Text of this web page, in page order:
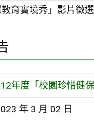
育實境秀」影片徵
年度「校園珍惜健
年 3 月 02 日